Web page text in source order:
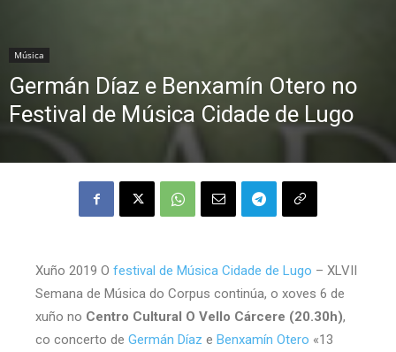
Música
Germán Díaz e Benxamín Otero no
Festival de Música Cidade de Lugo
Xuño 2019 O festival de Música Cidade de Lugo – XLVII
Semana de Música do Corpus continúa, o xoves 6 de
xuño no Centro Cultural O Vello Cárcere (20.30h),
co concerto de Germán Díaz e Benxamín Otero «13